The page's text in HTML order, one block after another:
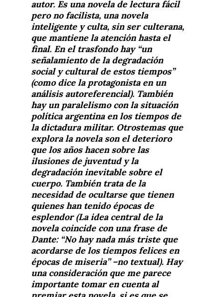
autor. Es una novela de lectura fácil
pero no facilista, una novela
inteligente y culta, sin ser culterana,
que mantiene la atención hasta el
final. En el trasfondo hay “un
señalamiento de la degradación
social y cultural de estos tiempos”
(como dice la protagonista en un
análisis autoreferencial). También
hay un paralelismo con la situación
política argentina en los tiempos de
la dictadura militar. Otrostemas que
explora la novela son el deterioro
que los años hacen sobre las
ilusiones de juventud y la
degradación inevitable sobre el
cuerpo. También trata de la
necesidad de ocultarse que tienen
quienes han tenido épocas de
esplendor (La idea central de la
novela coincide con una frase de
Dante: “No hay nada más triste que
acordarse de los tiempos felices en
épocas de miseria” –no textual). Hay
una consideración que me parece
importante tomar en cuenta al